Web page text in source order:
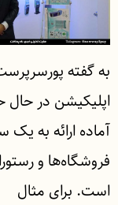
به گفته
اپلیکیشن در
آماده ارائه به
فروشگاه‌ها و
است. برای مثال